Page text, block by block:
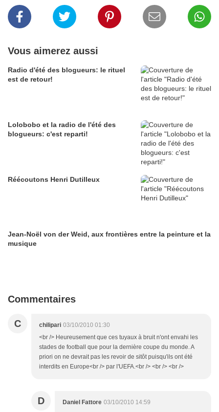
Vous aimerez aussi
Radio d'été des blogueurs: le rituel
est de retour!
Lolobobo et la radio de l'été des
blogueurs: c'est reparti!
Réécoutons Henri Dutilleux
Jean-Noël von der Weid, aux frontières entre la peinture et la
musique
Commentaires
C chilipari 03/10/2010 01:30
<br /> Heureusement que ces tuyaux à bruit n'ont envahi les
stades de football que pour la dernière coupe du monde. A
priori on ne devrait pas les revoir de sitôt puisqu'ils ont été
interdits en Europe<br /> par l'UEFA.<br /> <br /> <br />
D Daniel Fattore 03/10/2010 14:59